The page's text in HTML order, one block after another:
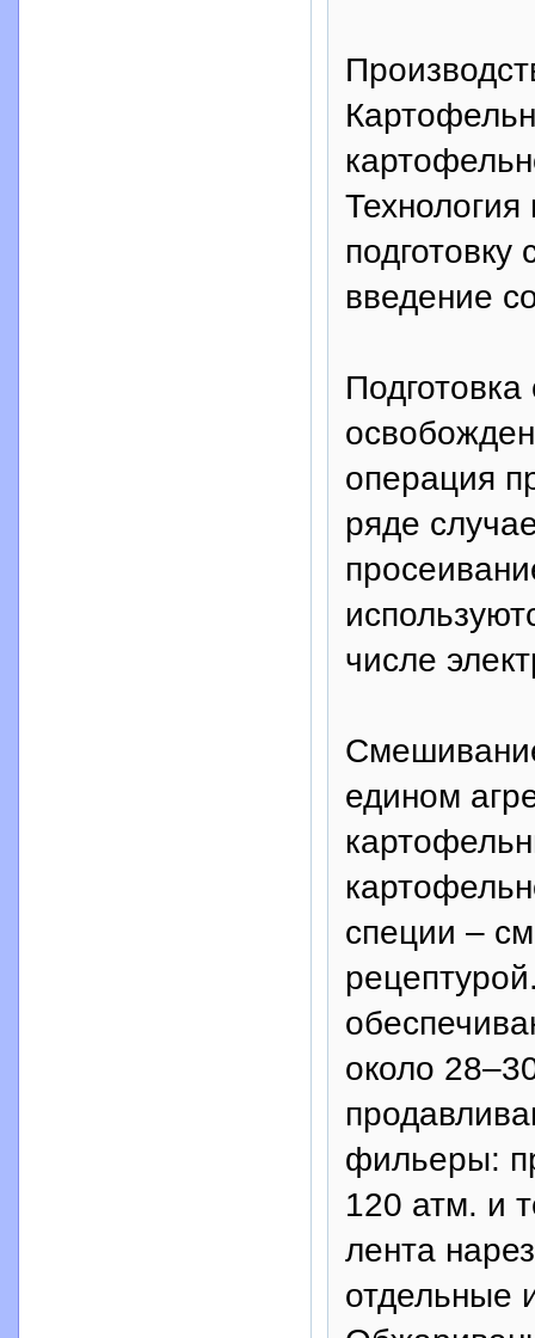
введение
операция
ряде
числе
едином
специи –
около
фильеры:
120 атм. и
лента
отдельные